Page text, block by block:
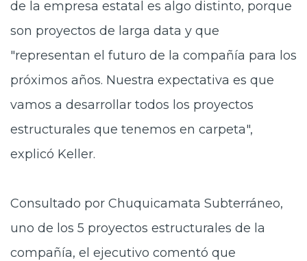
de la empresa estatal es algo distinto, porque
son proyectos de larga data y que
"representan el futuro de la compañía para los
próximos años. Nuestra expectativa es que
vamos a desarrollar todos los proyectos
estructurales que tenemos en carpeta",
explicó Keller.
Consultado por Chuquicamata Subterráneo,
uno de los 5 proyectos estructurales de la
compañía, el ejecutivo comentó que